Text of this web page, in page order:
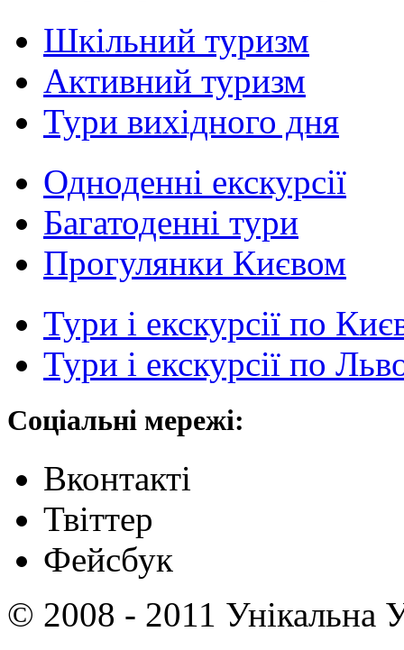
Шкільний туризм
Активний туризм
Тури вихідного дня
Одноденні екскурсії
Багатоденні тури
Прогулянки Києвом
Тури і екскурсії по
Тури і екскурсії по
Соціальні мережі:
Вконтакті
Твіттер
Фейсбук
© 2008 - 2011 Унікальна